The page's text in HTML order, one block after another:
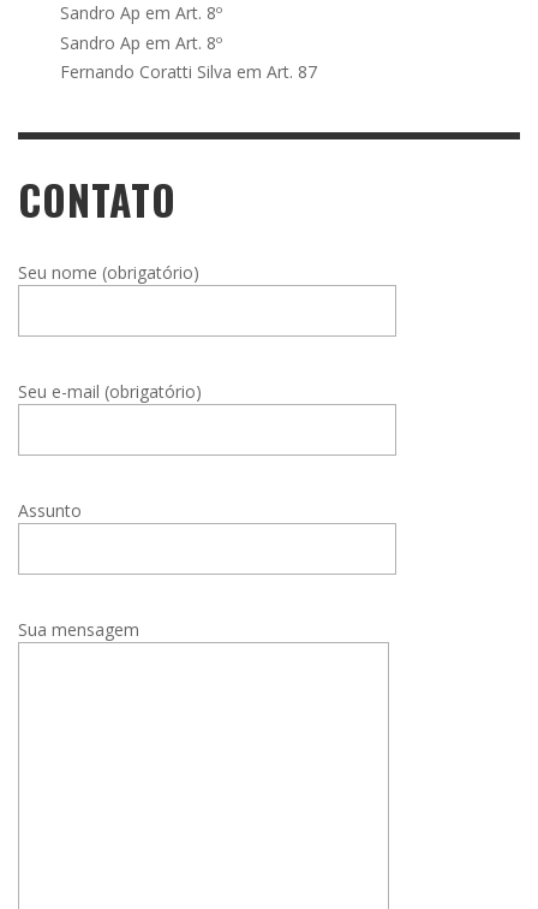
Sandro Ap em Art. 8º
Sandro Ap em Art. 8º
Fernando Coratti Silva em Art. 87
CONTATO
Seu nome (obrigatório)
Seu e-mail (obrigatório)
Assunto
Sua mensagem